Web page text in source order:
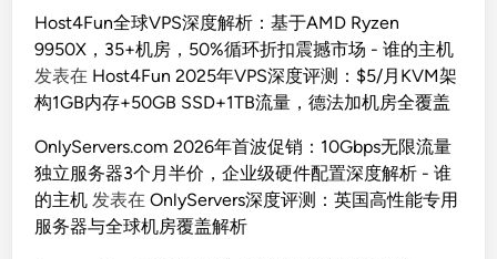
Host4Fun全球VPS深度解析：基于AMD Ryzen
9950X，35+机房，50%循环折扣震撼市场 - 谁的主机
发表在 Host4Fun 2025年VPS深度评测：$5/月KVM架
构1GB内存+50GB SSD+1TB流量，德法加机房全覆盖
OnlyServers.com 2026年首波促销：10Gbps无限流量
独立服务器3个月半价，企业级硬件配置深度解析 - 谁
的主机 发表在OnlyServers深度评测：英国高性能专用
服务器与全球机房覆盖解析